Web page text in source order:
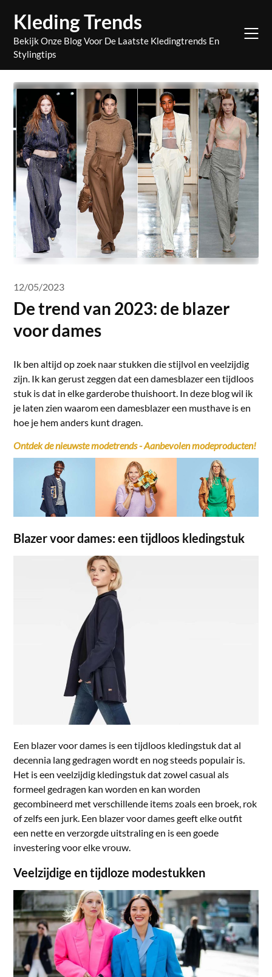
content
Kleding Trends
Bekijk Onze Blog Voor De Laatste Kledingtrends En
Stylingtips
12/05/2023
De trend van 2023: de blazer
voor dames
Ik ben altijd op zoek naar stukken die stijlvol en veelzijdig
zijn. Ik kan gerust zeggen dat een damesblazer een tijdloos
stuk is dat in elke garderobe thuishoort. In deze blog wil ik
je laten zien waarom een ​​damesblazer een musthave is en
hoe je hem anders kunt dragen.
Ontdek de nieuwste modetrends - Aanbevolen modeproducten!
Blazer voor dames: een tijdloos kledingstuk
Een blazer voor dames is een tijdloos kledingstuk dat al
decennia lang gedragen wordt en nog steeds populair is.
Het is een veelzijdig kledingstuk dat zowel casual als
formeel gedragen kan worden en kan worden
gecombineerd met verschillende items zoals een broek, rok
of zelfs een jurk. Een blazer voor dames geeft elke outfit
een nette en verzorgde uitstraling en is een goede
investering voor elke vrouw.
Veelzijdige en tijdloze modestukken